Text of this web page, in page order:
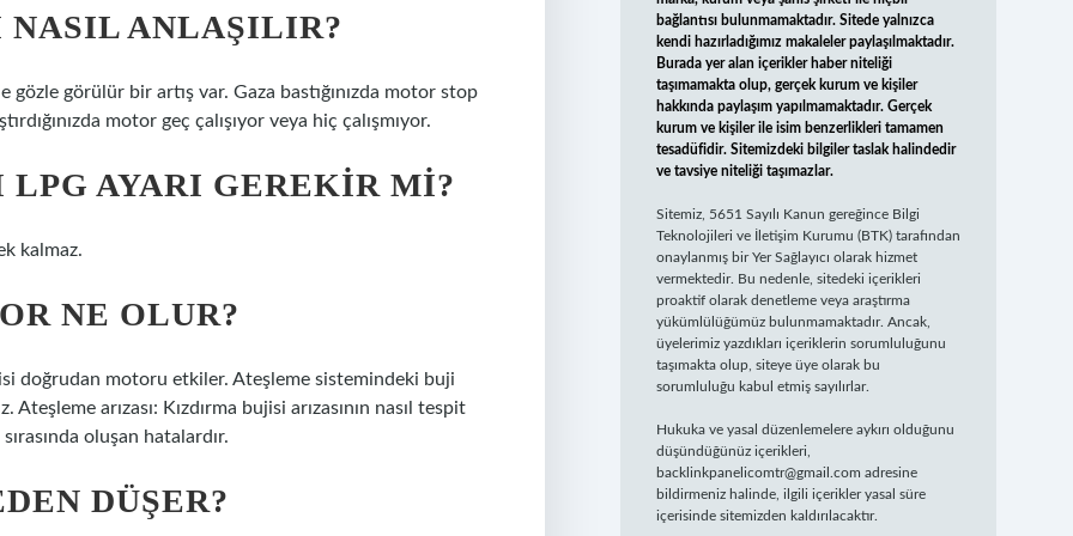
ANLAŞILIR?
gözle görülür bir artış var. Gaza bastığınızda motor stop
motor geç çalışıyor veya hiç çalışmıyor.
AYARI GEREKIR MI?
kalmaz.
NE OLUR?
doğrudan motoru etkiler. Ateşleme sistemindeki buji
arızası: Kızdırma bujisi arızasının nasıl tespit
oluşan hatalardır.
DÜŞER?
bağlantısı bulunmamaktadır. Sitede yalnızca
kendi hazırladığımız makaleler paylaşılmaktadır.
Burada yer alan içerikler haber niteliği
taşımamakta olup, gerçek kurum ve kişiler
hakkında paylaşım yapılmamaktadır. Gerçek
kurum ve kişiler ile isim benzerlikleri tamamen
tesadüfidir. Sitemizdeki bilgiler taslak halindedir
ve tavsiye niteliği taşımazlar.
Sitemiz, 5651 Sayılı Kanun gereğince Bilgi
Teknolojileri ve İletişim Kurumu (BTK) tarafından
onaylanmış bir Yer Sağlayıcı olarak hizmet
vermektedir. Bu nedenle, sitedeki içerikleri
proaktif olarak denetleme veya araştırma
yükümlülüğümüz bulunmamaktadır. Ancak,
üyelerimiz yazdıkları içeriklerin sorumluluğunu
taşımakta olup, siteye üye olarak bu
sorumluluğu kabul etmiş sayılırlar.
Hukuka ve yasal düzenlemelere aykırı olduğunu
düşündüğünüz içerikleri,
backlinkpanelicomtr@gmail.com adresine
bildirmeniz halinde, ilgili içerikler yasal süre
içerisinde sitemizden kaldırılacaktır.